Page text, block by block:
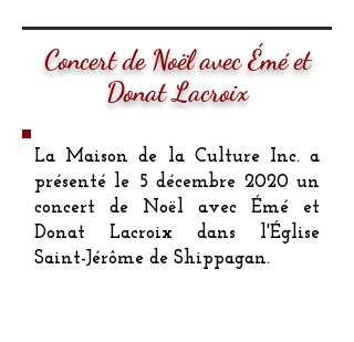
Concert de Noël avec Émé et
Donat Lacroix
La Maison de la Culture Inc. a
présenté le 5 décembre 2020 un
concert de Noël avec Émé et
Donat Lacroix dans l'Église
Saint-Jérôme de Shippagan.